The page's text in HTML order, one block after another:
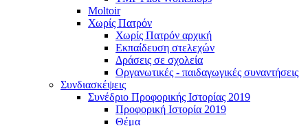
Moltoir
Χωρίς Πατρόν
Χωρίς Πατρόν αρχική
Εκπαίδευση στελεχών
Δράσεις σε σχολεία
Οργανωτικές - παιδαγωγικές συναντήσεις
Συνδιασκέψεις
Συνέδριο Προφορικής Ιστορίας 2019
Προφορική Ιστορία 2019
Θέμα